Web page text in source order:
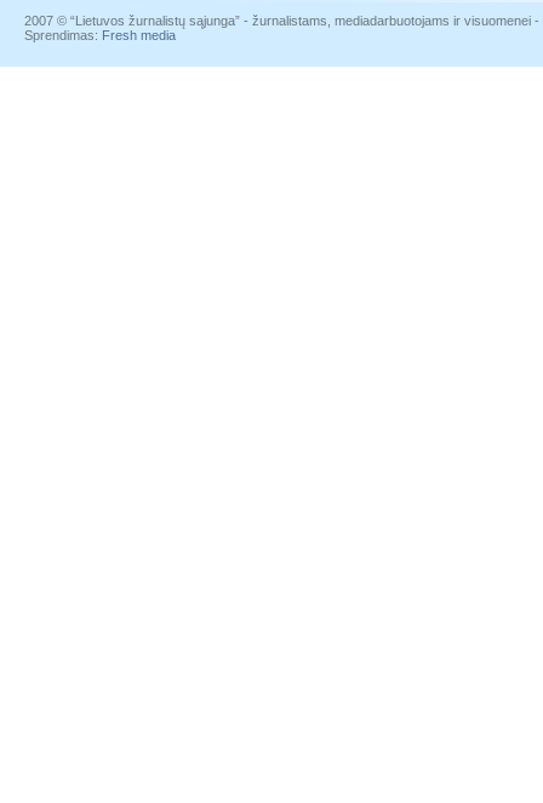
2007 © “Lietuvos žurnalistų sąjunga” - žurnalistams, mediadarbuotojams ir visuomenei
Sprendimas: Fresh media